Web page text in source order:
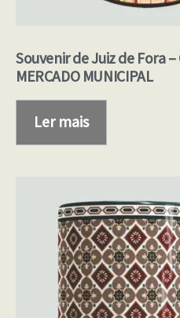
Souvenir de Juiz de Fora –
MERCADO MUNICIPAL
Ler mais